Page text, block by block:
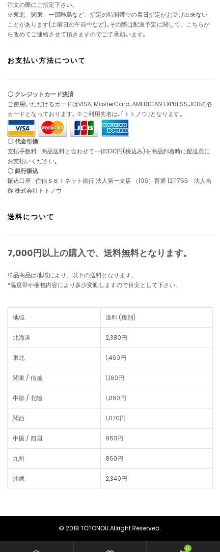
注文の際にご指定下さい｡
※東北、関東、一部離島など、指定の時間帯での着日指定がお受け出来ない
ことがあります(土曜日の午前中など)｡その際は配送予定に関して、こちらか
ら改めてご連絡させて頂きますのでご了承願います｡
お支払い方法について
〇 クレジットカード決済
ご使用いただけるカードはVISA, MasterCard, AMERICAN EXPRESS,JCBの各
カードとなっております｡ ※ご利用先名は､｢トトノウ｣となります｡
〇 代金引換
支払手数料 : 商品送料と合わせて一律330円(税込み)を商品到着時に配送員に
お支払いください｡
〇 銀行振込
振込口座 : 住信ＳＢＩネット銀行 法人第一支店 （106）普通 1211756 法人名
称 株式会社トトノウ
送料について
7,000円以上の購入で、 送料無料となります。
単品商品は地域により、以下の送料となります。
*温度帯や梱包内容により多少変動しますので目安として下さい。
地域 送料 (税別)
北海道 2,380円
東北 1,460円
関東 / 信越 1,160円
中部 / 北陸 1,060円
関西 1,070円
中国 / 四国 960円
九州 860円
沖縄 2,340円
© 2018 TOTONOU Allright Reserved.
0